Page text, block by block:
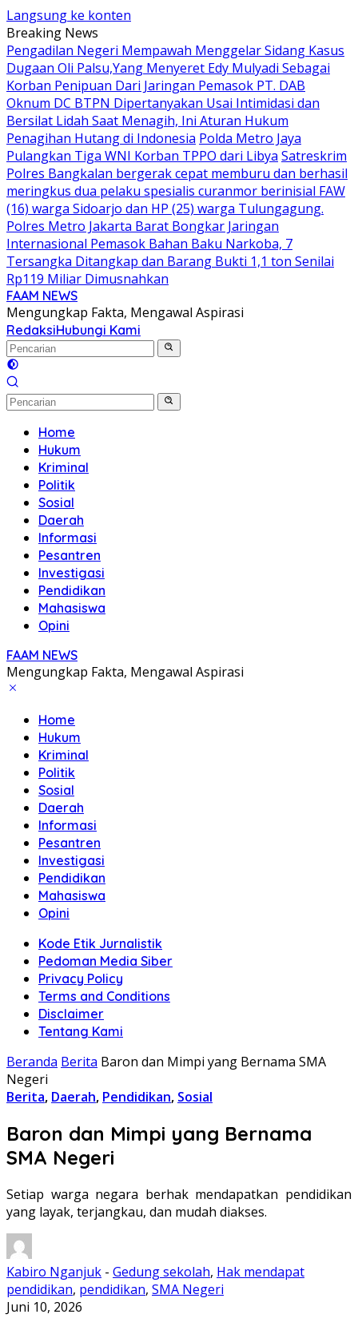
Langsung ke konten
Breaking News
Pengadilan Negeri Mempawah Menggelar Sidang Kasus
Dugaan Oli Palsu,Yang Menyeret Edy Mulyadi Sebagai
Korban Penipuan Dari Jaringan Pemasok PT. DAB
Oknum DC BTPN Dipertanyakan Usai Intimidasi dan
Bersilat Lidah Saat Menagih, Ini Aturan Hukum
Penagihan Hutang di Indonesia Polda Metro Jaya
Pulangkan Tiga WNI Korban TPPO dari Libya Satreskrim
Polres Bangkalan bergerak cepat memburu dan berhasil
meringkus dua pelaku spesialis curanmor berinisial FAW
(16) warga Sidoarjo dan HP (25) warga Tulungagung.
Polres Metro Jakarta Barat Bongkar Jaringan
Internasional Pemasok Bahan Baku Narkoba, 7
Tersangka Ditangkap dan Barang Bukti 1,1 ton Senilai
Rp119 Miliar Dimusnahkan
FAAM NEWS
Mengungkap Fakta, Mengawal Aspirasi
RedaksiHubungi Kami
Home
Hukum
Kriminal
Politik
Sosial
Daerah
Informasi
Pesantren
Investigasi
Pendidikan
Mahasiswa
Opini
FAAM NEWS
Mengungkap Fakta, Mengawal Aspirasi
Home
Hukum
Kriminal
Politik
Sosial
Daerah
Informasi
Pesantren
Investigasi
Pendidikan
Mahasiswa
Opini
Kode Etik Jurnalistik
Pedoman Media Siber
Privacy Policy
Terms and Conditions
Disclaimer
Tentang Kami
Beranda Berita Baron dan Mimpi yang Bernama SMA
Negeri
Berita, Daerah, Pendidikan, Sosial
Baron dan Mimpi yang Bernama
SMA Negeri
Setiap warga negara berhak mendapatkan pendidikan
yang layak, terjangkau, dan mudah diakses.
Kabiro Nganjuk - Gedung sekolah, Hak mendapat
pendidikan, pendidikan, SMA Negeri
Juni 10, 2026